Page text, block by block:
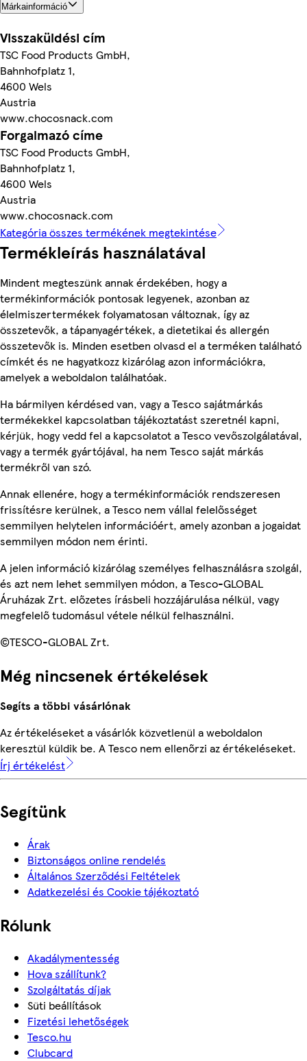
Márkainformáció
Visszaküldési cím
TSC Food Products GmbH,
Bahnhofplatz 1,
4600 Wels
Austria
www.chocosnack.com
Forgalmazó címe
TSC Food Products GmbH,
Bahnhofplatz 1,
4600 Wels
Austria
www.chocosnack.com
Kategória összes termékének megtekintése
Termékleírás használatával
Mindent megteszünk annak érdekében, hogy a
termékinformációk pontosak legyenek, azonban az
élelmiszertermékek folyamatosan változnak, így az
összetevők, a tápanyagértékek, a dietetikai és allergén
összetevők is. Minden esetben olvasd el a terméken található
címkét és ne hagyatkozz kizárólag azon információkra,
amelyek a weboldalon találhatóak.
Ha bármilyen kérdésed van, vagy a Tesco sajátmárkás
termékekkel kapcsolatban tájékoztatást szeretnél kapni,
kérjük, hogy vedd fel a kapcsolatot a Tesco vevőszolgálatával,
vagy a termék gyártójával, ha nem Tesco saját márkás
termékről van szó.
Annak ellenére, hogy a termékinformációk rendszeresen
frissítésre kerülnek, a Tesco nem vállal felelősséget
semmilyen helytelen információért, amely azonban a jogaidat
semmilyen módon nem érinti.
A jelen információ kizárólag személyes felhasználásra szolgál,
és azt nem lehet semmilyen módon, a Tesco-GLOBAL
Áruházak Zrt. előzetes írásbeli hozzájárulása nélkül, vagy
megfelelő tudomásul vétele nélkül felhasználni.
©TESCO-GLOBAL Zrt.
Még nincsenek értékelések
Segíts a többi vásárlónak
Az értékeléseket a vásárlók közvetlenül a weboldalon
keresztül küldik be. A Tesco nem ellenőrzi az értékeléseket.
Írj értékelést
Segítünk
Árak
Biztonságos online rendelés
Általános Szerződési Feltételek
Adatkezelési és Cookie tájékoztató
Rólunk
Akadálymentesség
Hova szállítunk?
Szolgáltatás díjak
Süti beállítások
Fizetési lehetőségek
Tesco.hu
Clubcard